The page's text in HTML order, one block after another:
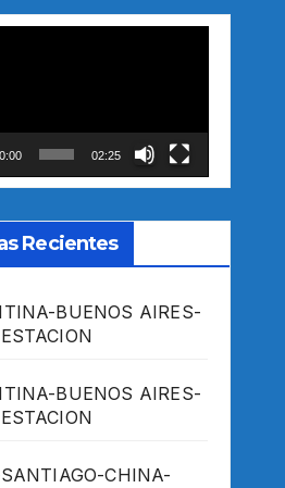
02:25
Recientes
BUENOS AIRES-
BUENOS AIRES-
CHINA-